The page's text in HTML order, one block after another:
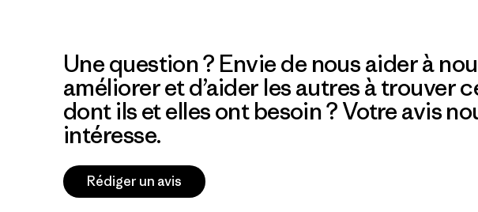
Une question ? Envie de nous aider à
améliorer et d’aider les autres à trouver
dont ils et elles ont besoin ? Votre avis
intéresse.
Rédiger un avis